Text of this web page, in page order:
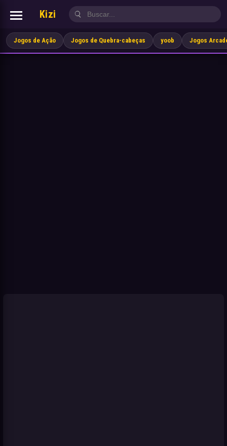
Kizi
Jogos de Ação Jogos de Quebra-cabeças yoob Jogos